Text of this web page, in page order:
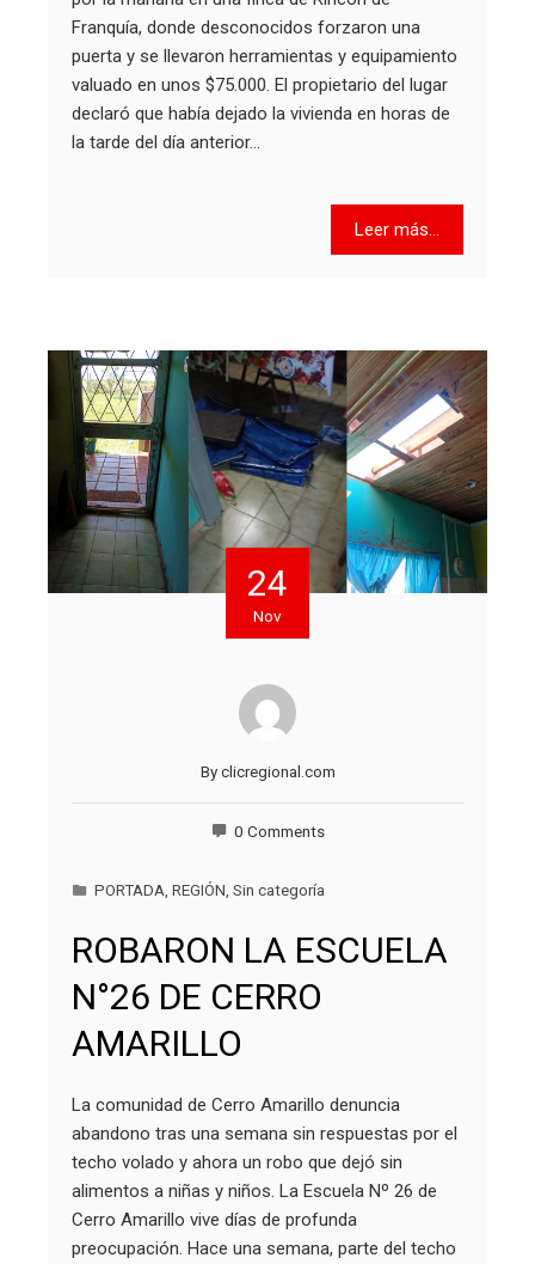
Franquía, donde desconocidos forzaron una
puerta y se llevaron herramientas y equipamiento
valuado en unos $75.000. El propietario del lugar
declaró que había dejado la vivienda en horas de
la tarde del día anterior…
Leer más...
24
Nov
Byclicregional.com
0 Comments
PORTADA REGIÓN Sin categoría
ROBARON LA ESCUELA
N°26 DE CERRO
AMARILLO
La comunidad de Cerro Amarillo denuncia
abandono tras una semana sin respuestas por el
techo volado y ahora un robo que dejó sin
alimentos a niñas y niños. La Escuela Nº 26 de
Cerro Amarillo vive días de profunda
preocupación. Hace una semana, parte del techo